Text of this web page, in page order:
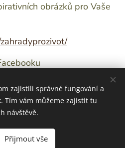
obrázků pro Vaše
LecivaEkozahrada?ref=hl
poskytlPexels
Webnode Cookies
zajistili správné fungování a
Tím vám můžeme zajistit tu
návštěvě.
Přijmout vše